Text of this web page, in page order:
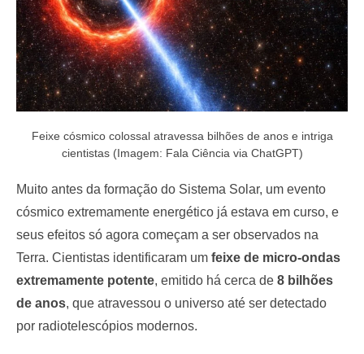
Feixe cósmico colossal atravessa bilhões de anos e intriga
cientistas (Imagem: Fala Ciência via ChatGPT)
Muito antes da formação do Sistema Solar, um evento
cósmico extremamente energético já estava em curso, e
seus efeitos só agora começam a ser observados na
Terra. Cientistas identificaram um feixe de micro-ondas
extremamente potente, emitido há cerca de 8 bilhões
de anos, que atravessou o universo até ser detectado
por radiotelescópios modernos.